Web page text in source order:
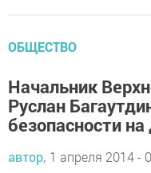
ОБЩЕСТВО
Начальник
Руслан
безопасности на
автор, 1 апреля 2014 -